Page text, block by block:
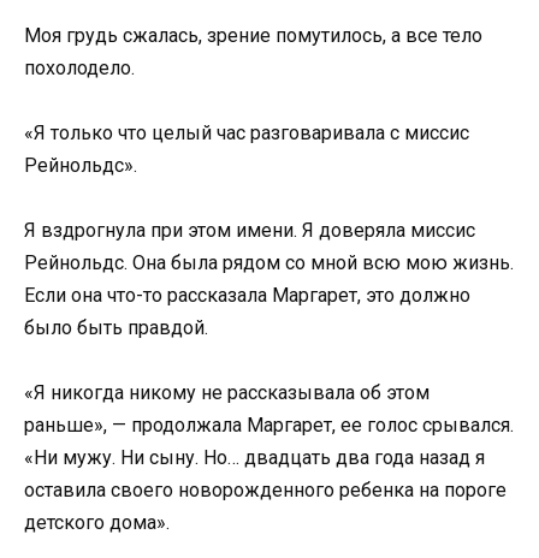
Моя грудь сжалась, зрение помутилось, а все тело
похолодело.
«Я только что целый час разговаривала с миссис
Рейнольдс».
Я вздрогнула при этом имени. Я доверяла миссис
Рейнольдс. Она была рядом со мной всю мою жизнь.
Если она что-то рассказала Маргарет, это должно
было быть правдой.
«Я никогда никому не рассказывала об этом
раньше», — продолжала Маргарет, ее голос срывался.
«Ни мужу. Ни сыну. Но… двадцать два года назад я
оставила своего новорожденного ребенка на пороге
детского дома».